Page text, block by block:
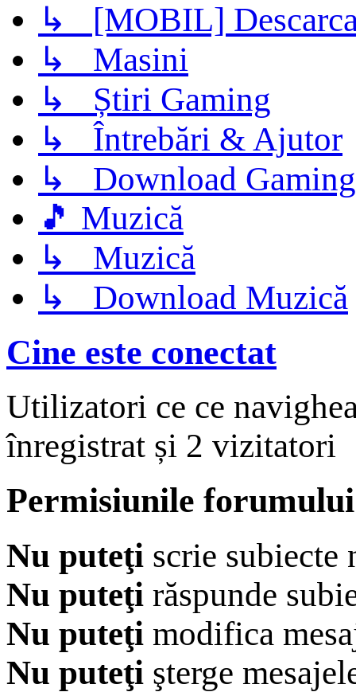
↳ [MOBIL]
↳ Masini
↳ Știri Gaming
↳ Întrebări & Ajutor
↳ Download Gaming
🎵 Muzică
↳ Muzică
↳ Download Muzică
Cine este conectat
Utilizatori ce ce
înregistrat și 2 vizitatori
Permisiunile forumului
Nu puteţi scrie subiecte
Nu puteţi răspunde
Nu puteţi modifica
Nu puteţi şterge